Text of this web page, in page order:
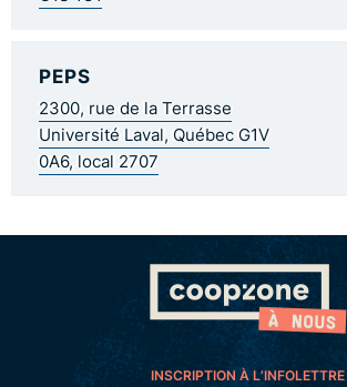
PEPS
2300, rue de la Terrasse
Université Laval, Québec G1V
0A6, local 2707
INSCRIPTION À L’INFOLETTRE